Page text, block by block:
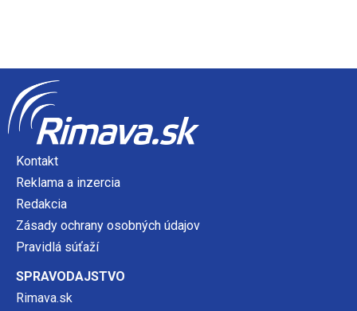
Kontakt
Reklama a inzercia
Redakcia
Zásady ochrany osobných údajov
Pravidlá súťaží
SPRAVODAJSTVO
Rimava.sk